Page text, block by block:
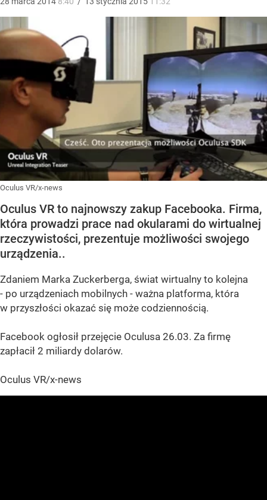
Oculus VR/x-news
Oculus VR to najnowszy zakup Facebooka. Firma,
która prowadzi prace nad okularami do wirtualnej
rzeczywistości, prezentuje możliwości swojego
urządzenia..
Zdaniem Marka Zuckerberga, świat wirtualny to kolejna
- po urządzeniach mobilnych - ważna platforma, która
w przyszłości okazać się może codziennością.
Facebook ogłosił przejęcie Oculusa 26.03. Za firmę
zapłacił 2 miliardy dolarów.
Oculus VR/x-news